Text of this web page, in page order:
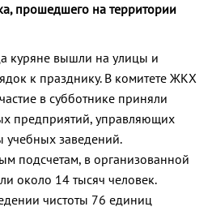
прошедшего на территории
куряне вышли на улицы и
к празднику. В комитете ЖКХ
в субботнике приняли
предприятий, управляющих
учебных заведений.
подсчетам, в организованной
около 14 тысяч человек.
чистоты 76 единиц